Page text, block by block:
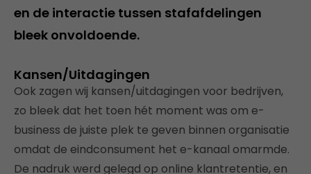
en de interactie tussen stafafdelingen
bleek onvoldoende.
Kansen/Uitdagingen
Ook zagen wij kansen/uitdagingen voor bedrijven,
zo bleek dat het toen hét moment was om e-
business de juiste plek te geven binnen organisatie
omdat de eindconsument het e-kanaal omarmde.
De nadruk werd gelegd op online klantretentie, en